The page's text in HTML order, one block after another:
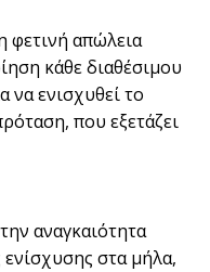
φετινή απώλεια
κάθε διαθέσιμου
να ενισχυθεί το
που εξετάζει
αναγκαιότητα
στα μήλα,